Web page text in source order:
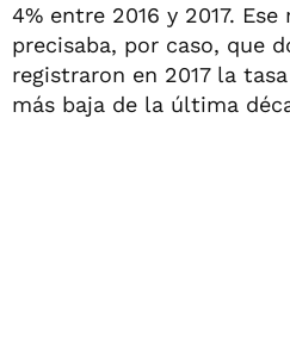
4% entre 2016 y 2017.
precisaba, por caso, que
registraron en 2017 la
más baja de la última